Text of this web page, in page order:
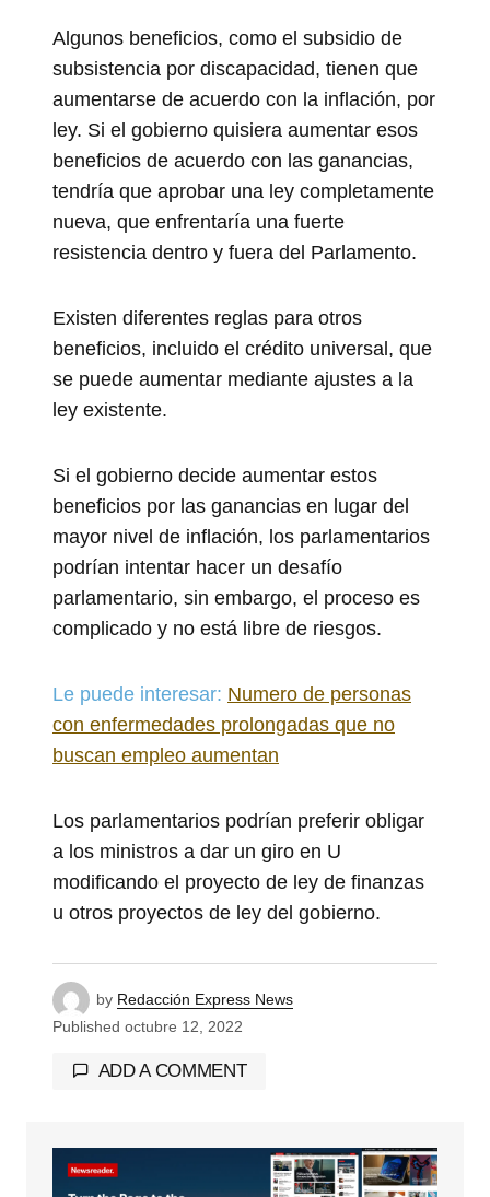
Algunos beneficios, como el subsidio de
subsistencia por discapacidad, tienen que
aumentarse de acuerdo con la inflación, por
ley. Si el gobierno quisiera aumentar esos
beneficios de acuerdo con las ganancias,
tendría que aprobar una ley completamente
nueva, que enfrentaría una fuerte
resistencia dentro y fuera del Parlamento.
Existen diferentes reglas para otros
beneficios, incluido el crédito universal, que
se puede aumentar mediante ajustes a la
ley existente.
Si el gobierno decide aumentar estos
beneficios por las ganancias en lugar del
mayor nivel de inflación, los parlamentarios
podrían intentar hacer un desafío
parlamentario, sin embargo, el proceso es
complicado y no está libre de riesgos.
Le puede interesar: Numero de personas
con enfermedades prolongadas que no
buscan empleo aumentan
Los parlamentarios podrían preferir obligar
a los ministros a dar un giro en U
modificando el proyecto de ley de finanzas
u otros proyectos de ley del gobierno.
by Redacción Express News
Published octubre 12, 2022
ADD A COMMENT
Tu dirección de correo electrónico no será
Los campos obligatorios están